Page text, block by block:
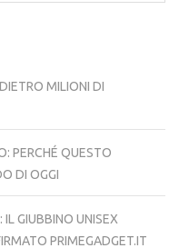
MILIONI DI
PERCHÉ QUESTO
DI OGGI
GIUBBINO UNISEX
PRIMEGADGET.IT